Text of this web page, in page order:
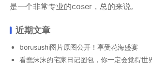
是一个非常专业的coser，总的来说。
近期文章
borusushi图片原图公开！享受花海盛宴
看蠢沫沫的宅家日记图包，你一定会觉得世